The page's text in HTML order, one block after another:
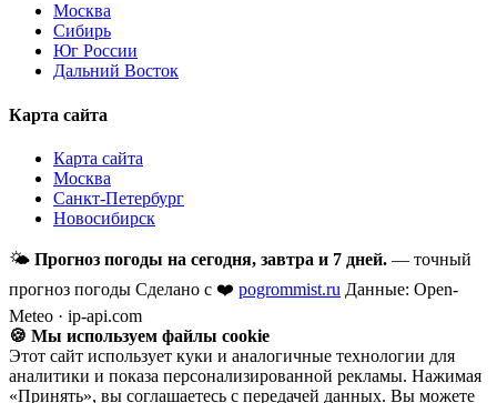
Москва
Сибирь
Юг России
Дальний Восток
Карта сайта
Карта сайта
Москва
Санкт-Петербург
Новосибирск
🌤 Прогноз погоды на сегодня, завтра и 7 дней. — точный
прогноз погоды Сделано с ❤️ pogrommist.ru Данные: Open-
Meteo · ip-api.com
🍪 Мы используем файлы cookie
Этот сайт использует куки и аналогичные технологии для
аналитики и показа персонализированной рекламы. Нажимая
«Принять», вы соглашаетесь с передачей данных. Вы можете